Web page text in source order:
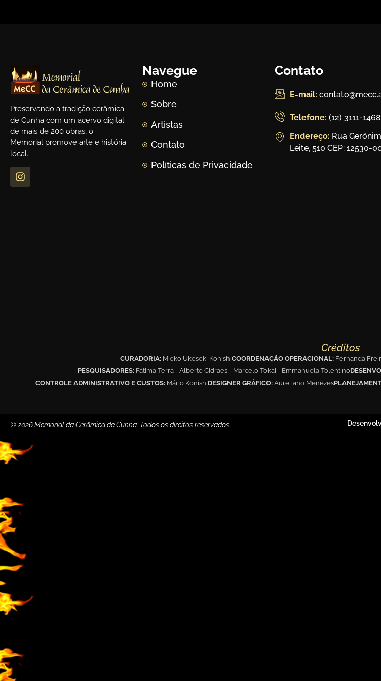
Preservando a tradição cerâmica
de Cunha com um acervo digital
de mais de 200 obras, o
Memorial promove arte e história
local.
Navegue
Home
Sobre
Artistas
Contato
Políticas de Privacidade
Contato
E-mail:
Telefone: (12) 3111-1468
Endereço: Rua
Leite, 510 CEP: 12530-
Créditos
CURADORIA: Mieko Ukeseki KonishiCOORDENAÇÃO OPERACIONAL: Fernanda
PESQUISADORES: Fátima Terra - Alberto Cidraes - Marcelo Tokai - Emmanuela Tolentino
CONTROLE ADMINISTRATIVO E CUSTOS: Mário KonishiDESIGNER GRÁFICO: Aureliano Menezes
© 2026 Memorial da Cerâmica de Cunha. Todos os direitos reservados.